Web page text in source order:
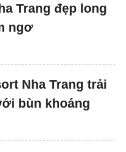
Trang đẹp long
ngơ
Nha Trang trải
bùn khoáng